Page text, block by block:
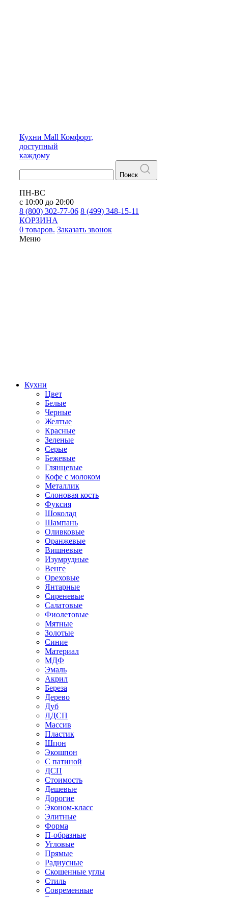
Кухни Mall Комфорт,
доступный
каждому
Поиск
ПН-ВС
с 10:00 до 20:00
8 (800) 302-77-06 8 (499) 348-15-11
КОРЗИНА
0 товаров. Заказать звонок
Меню
Кухни
Цвет
Белые
Черные
Желтые
Красные
Зеленые
Серые
Бежевые
Глянцевые
Кофе с молоком
Металлик
Слоновая кость
Фуксия
Шоколад
Шампань
Оливковые
Оранжевые
Вишневые
Изумрудные
Венге
Ореховые
Янтарные
Сиреневые
Салатовые
Фиолетовые
Мятные
Золотые
Синие
Материал
МДФ
Эмаль
Акрил
Береза
Дерево
Дуб
ЛДСП
Массив
Пластик
Шпон
Экошпон
С патиной
ДСП
Стоимость
Дешевые
Дорогие
Эконом-класс
Элитные
Форма
П-образные
Угловые
Прямые
Радиусные
Скошенные углы
Стиль
Современные